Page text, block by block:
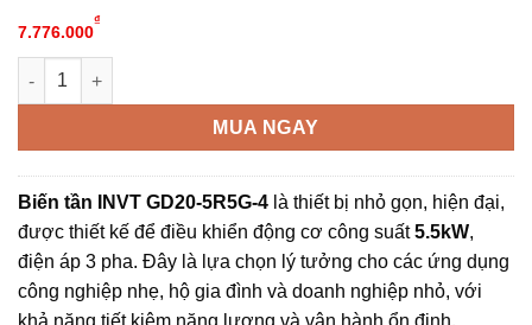
7.776.000
₫
Biến tần INVT GD20-5R5G-4 5.5kW 3 Pha 380V số lượng
MUA NGAY
Alternative:
Biến tần INVT GD20-5R5G-4 là thiết bị nhỏ gọn, hiện đại,
được thiết kế để điều khiển động cơ công suất5.5kW,
điện áp 3 pha. Đây là lựa chọn lý tưởng cho các ứng dụng
công nghiệp nhẹ, hộ gia đình và doanh nghiệp nhỏ, với
khả năng tiết kiệm năng lượng và vận hành ổn định.